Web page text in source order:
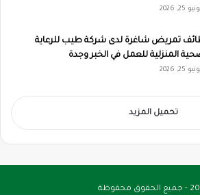
25, 2026
تمريض شاغرة لدى شركة طيب للرعاية
المنزلية للعمل في الخبر وجدة
25, 2026
تحميل المزيد
محفوظة